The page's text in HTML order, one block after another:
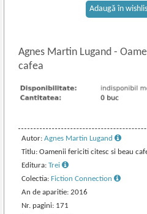
Agnes Martin Lugand-
cafea
Autor:Agnes Martin Lugand
Titlu: Oamenii fericiti citesc si beau
Editura:Trei
Colectia:Fiction Connection
An de aparitie: 2016
Nr. pagini: 171
Adaugă în